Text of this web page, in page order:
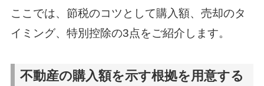
ここでは、節税のコツとして購入額、売却のタ
イミング、特別控除の3点をご紹介します。
不動産の購入額を示す根拠を用意する